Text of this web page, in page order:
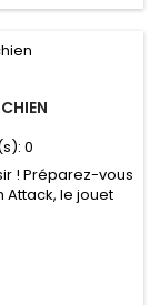
0
! Préparez-vous
Attack, le jouet
une vraie
de water
aussi drôle à